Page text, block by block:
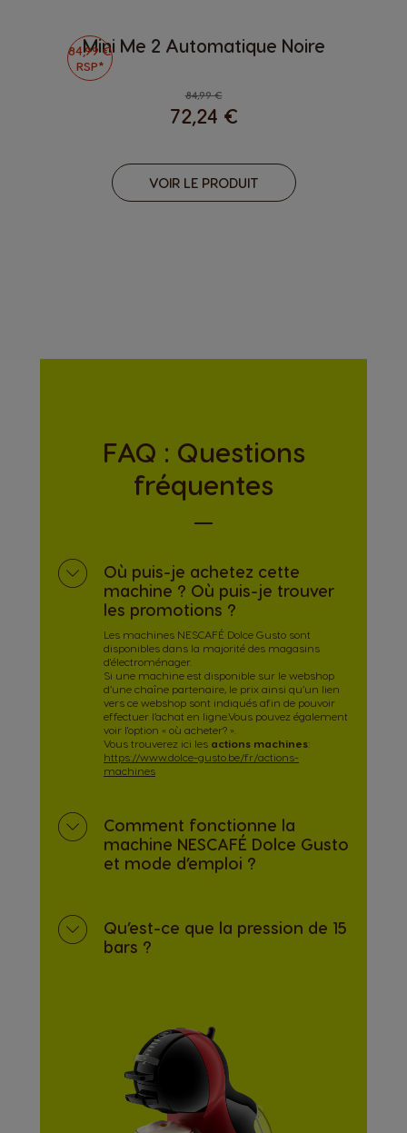
84,99 €
RSP*
Mini Me 2 Automatique Noire
84,99 €
72,24 €
VOIR LE PRODUIT
FAQ : Questions
fréquentes
Où puis-je achetez cette
machine ? Où puis-je trouver
les promotions ?
Les machines NESCAFÉ Dolce Gusto sont
disponibles dans la majorité des magasins
d'électroménager.
Si une machine est disponible sur le webshop
d’une chaîne partenaire, le prix ainsi qu’un lien
vers ce webshop sont indiqués afin de pouvoir
effectuer l’achat en ligne.Vous pouvez également
voir l'option « où acheter? ».
Vous trouverez ici les actions machines:
https://www.dolce-gusto.be/fr/actions-
machines
Comment fonctionne la
machine NESCAFÉ Dolce Gusto
et mode d’emploi ?
Qu’est-ce que la pression de 15
bars ?